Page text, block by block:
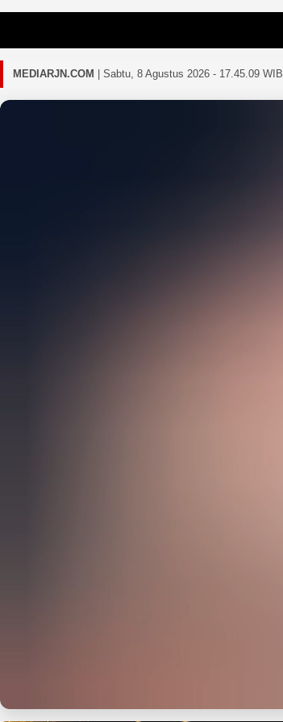
MEDIARJN.COM Sabtu, 8 Agustus 2026 - 17.45.12 WIB